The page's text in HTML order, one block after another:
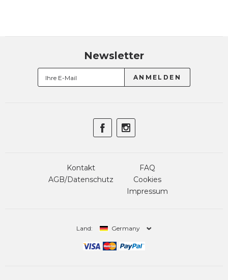
Newsletter
Kontakt
AGB/Datenschutz
FAQ
Cookies
Impressum
Land: Germany